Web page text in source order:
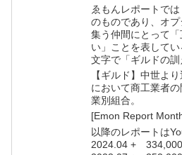
ゑもんレポートで
のものであり、オ
集う仲間にとって
い」ことを表して
文字で「ギルドの訓
【ギルド】中世よ
において商工業者
業別組合。
[Emon Report
以降のレポートは
2024.04 +